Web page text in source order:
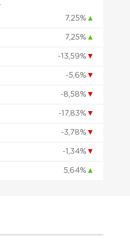
7,25% ▲
7,25% ▲
-13,59% ▼
-5,6% ▼
-8,58% ▼
-17,83% ▼
-3,78% ▼
-1,34% ▼
5,64% ▲